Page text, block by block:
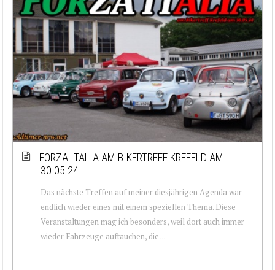
FORZA ITALIA AM BIKERTREFF KREFELD AM
30.05.24
Das nächste Treffen auf meiner diesjährigen Agenda war
endlich wieder eines mit einem speziellen Thema. Diese
Veranstaltungen mag ich besonders, weil dort auch immer
wieder Fahrzeuge auftauchen, die ...